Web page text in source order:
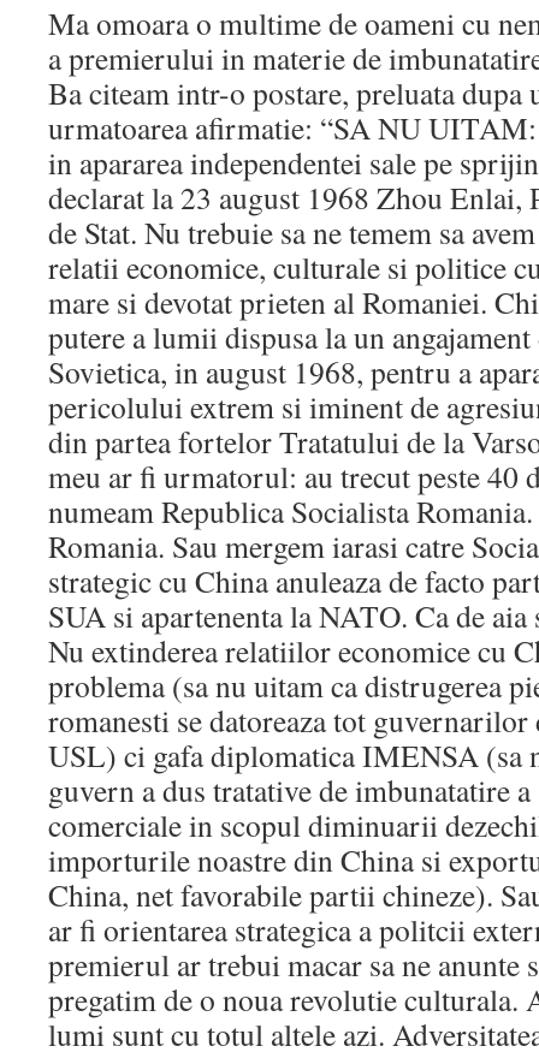
Ma omoara o multime de oameni cu
a premierului in materie de
Ba citeam intr-o postare, preluata
urmatoarea afirmatie: “SA NU UITAM:
in apararea independentei sale pe
declarat la 23 august 1968 Zhou
de Stat. Nu trebuie sa ne temem sa
relatii economice, culturale si politice
mare si devotat prieten al Romaniei.
putere a lumii dispusa la un
Sovietica, in august 1968, pentru a
pericolului extrem si iminent de
din partea fortelor Tratatului de la
meu ar fi urmatorul: au trecut peste 40
numeam Republica Socialista
Romania. Sau mergem iarasi catre
strategic cu China anuleaza de facto
SUA si apartenenta la NATO. Ca de aia
Nu extinderea relatiilor economice cu
problema (sa nu uitam ca distrugerea
romanesti se datoreaza tot guvernarilor
USL) ci gafa diplomatica IMENSA (sa
guvern a dus tratative de imbunatatire
comerciale in scopul diminuarii
importurile noastre din China si
China, net favorabile partii chineze).
ar fi orientarea strategica a politcii
premierul ar trebui macar sa ne anunte
pregatim de o noua revolutie culturala.
lumi sunt cu totul altele azi.